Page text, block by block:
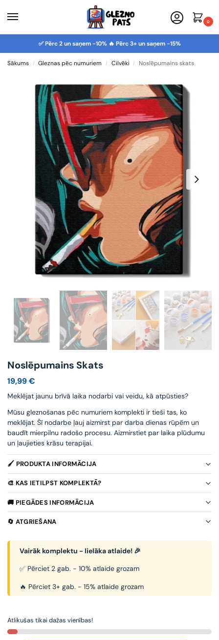
0
✅ Pērc 2 un saņem -10% 🔥 Pērc 3+ un saņem -15%
Sākums / Gleznas pēc numuriem / Cilvēki / Noslēpumains skats
Noslēpumains Skats
19,99€
Meklējat jaunu brīvā laika nodarbi vai veidu, kā atpūsties?
Mūsu gleznošanas pēc numuriem komplekti ir tieši tas, ko
meklējat. Šī nodarbe ļauj aizmirst par darba dienas rūpēm un
baudīt mierpilnu radošo procesu. Aizmirstiet par laika plūdumu
un ļaujieties krāsu terapijai.
🖌️ PRODUKTA INFORMĀCIJA
🎨 KAS IETILPST KOMPLEKTĀ?
🚚 PIEGĀDES INFORMĀCIJA
🔄 ATGRIEŠANA
Vairāk komplektu - lielāka atlaide! 🎉
✅ Pērciet 2 gab. - 10% atlaide grozam
🔥 Pērciet 3+ gab. - 15% atlaide grozam
Atlikušas tikai dažas vienības!